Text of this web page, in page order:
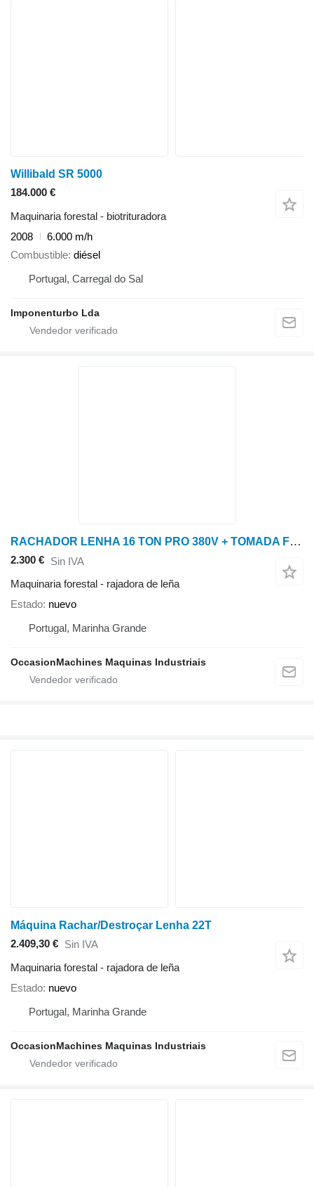
Willibald SR 5000
184.000 €
Maquinaria forestal - biotrituradora
2008
6.000 m/h
Combustible diésel
Portugal, Carregal do Sal
Imponenturbo Lda
RACHADOR LENHA 16 TON PRO 380V + TOMADA FORÇA
2.300 € Sin IVA
Maquinaria forestal - rajadora de leña
Estado nuevo
Portugal, Marinha Grande
OccasionMachines Maquinas Industriais
Máquina Rachar/Destroçar Lenha 22T
2.409,30 € Sin IVA
Maquinaria forestal - rajadora de leña
Estado nuevo
Portugal, Marinha Grande
OccasionMachines Maquinas Industriais